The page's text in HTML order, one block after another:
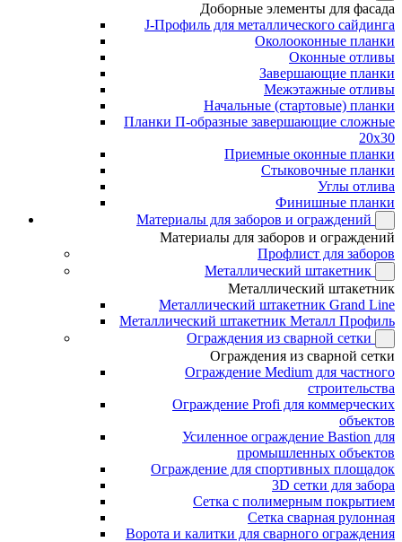
Доборные элементы для фасада
J-Профиль для металлического сайдинга
Околооконные планки
Оконные отливы
Завершающие планки
Межэтажные отливы
Начальные (стартовые) планки
Планки П-образные завершающие сложные
20x30
Приемные оконные планки
Стыковочные планки
Углы отлива
Финишные планки
Материалы для заборов и ограждений
Материалы для заборов и ограждений
Профлист для заборов
Металлический штакетник
Металлический штакетник
Металлический штакетник Grand Line
Металлический штакетник Металл Профиль
Ограждения из сварной сетки
Ограждения из сварной сетки
Ограждение Medium для частного
строительства
Ограждение Profi для коммерческих
объектов
Усиленное ограждение Bastion для
промышленных объектов
Ограждение для спортивных площадок
3D сетки для забора
Сетка с полимерным покрытием
Сетка сварная рулонная
Ворота и калитки для сварного ограждения